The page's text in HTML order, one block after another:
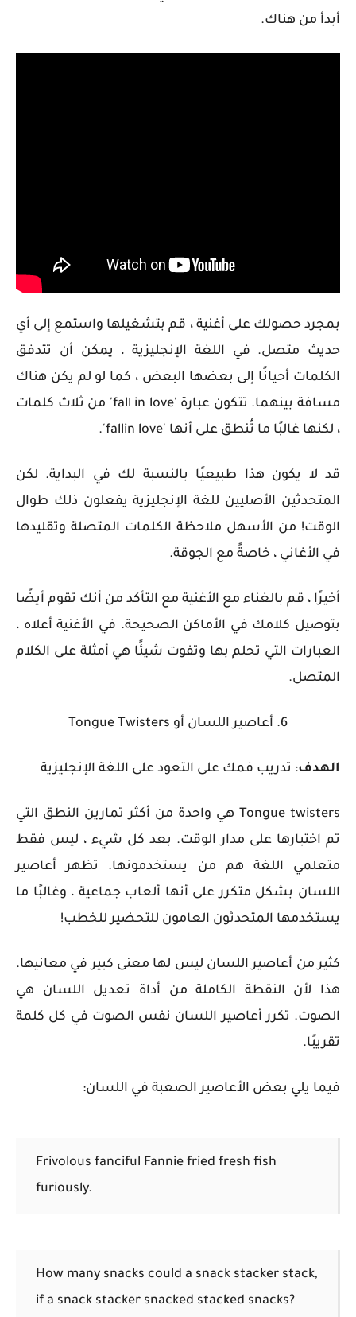
أبدأ من هناك.
بمجرد حصولك على أغنية ، قم بتشغيلها واستمع إلى أي
حديث متصل. في اللغة الإنجليزية ، يمكن أن تتدفق
الكلمات أحيانًا إلى بعضها البعض ، كما لو لم يكن هناك
مسافة بينهما. تتكون عبارة 'fall in love' من ثلاث كلمات
، لكنها غالبًا ما تُنطق على أنها 'fallin love'.
قد لا يكون هذا طبيعيًا بالنسبة لك في البداية. لكن
المتحدثين الأصليين للغة الإنجليزية يفعلون ذلك طوال
الوقت! من الأسهل ملاحظة الكلمات المتصلة وتقليدها
في الأغاني ، خاصةً مع الجوقة.
أخيرًا ، قم بالغناء مع الأغنية مع التأكد من أنك تقوم أيضًا
بتوصيل كلامك في الأماكن الصحيحة. في الأغنية أعلاه ،
العبارات التي تحلم بها وتفوت شيئًا هي أمثلة على الكلام
المتصل.
6. أعاصير اللسان أو Tongue Twisters
الهدف: تدريب فمك على التعود على اللغة الإنجليزية
Tongue twisters هي واحدة من أكثر تمارين النطق التي
تم اختبارها على مدار الوقت. بعد كل شيء ، ليس فقط
متعلمي اللغة هم من يستخدمونها. تظهر أعاصير
اللسان بشكل متكرر على أنها ألعاب جماعية ، وغالبًا ما
يستخدمها المتحدثون العامون للتحضير للخطب!
كثير من أعاصير اللسان ليس لها معنى كبير في معانيها.
هذا لأن النقطة الكاملة من أداة تعديل اللسان هي
الصوت. تكرر أعاصير اللسان نفس الصوت في كل كلمة
تقريبًا.
فيما يلي بعض الأعاصير الصعبة في اللسان:
Frivolous fanciful Fannie fried fresh fish
furiously.
How many snacks could a snack stacker stack,
if a snack stacker snacked stacked snacks?